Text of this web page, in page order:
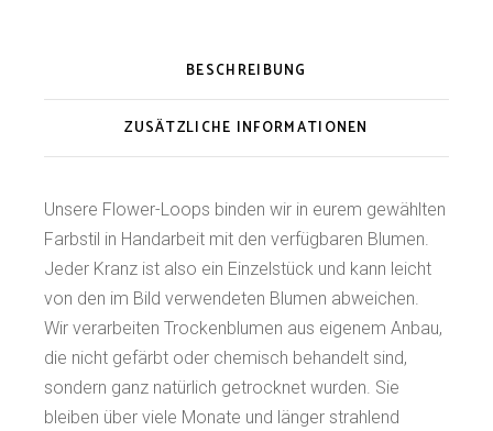
BESCHREIBUNG
ZUSÄTZLICHE INFORMATIONEN
Unsere Flower-Loops binden wir in eurem gewählten
Farbstil in Handarbeit mit den verfügbaren Blumen.
Jeder Kranz ist also ein Einzelstück und kann leicht
von den im Bild verwendeten Blumen abweichen.
Wir verarbeiten Trockenblumen aus eigenem Anbau,
die nicht gefärbt oder chemisch behandelt sind,
sondern ganz natürlich getrocknet wurden. Sie
bleiben über viele Monate und länger strahlend